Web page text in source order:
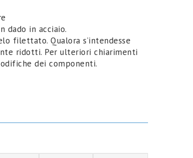
dado in acciaio.
filettato. Qualora s’intendesse
ridotti. Per ulteriori chiarimenti
dei componenti.